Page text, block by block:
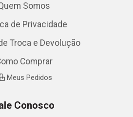
Somos
de Privacidade
Troca e Devolução
Comprar
Meus Pedidos
Conosco